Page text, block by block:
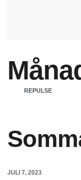
REPULSE
JULI 7, 2023